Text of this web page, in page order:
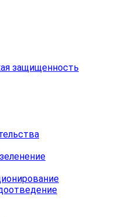
защищенность